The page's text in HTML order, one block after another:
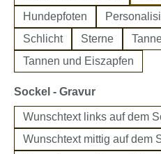
Hundepfoten
Schlicht
Sterne
Tannen und Eiszapfen
Sockel - Gravurauswählen
Wunschtext links auf dem
Wunschtext mittig auf dem